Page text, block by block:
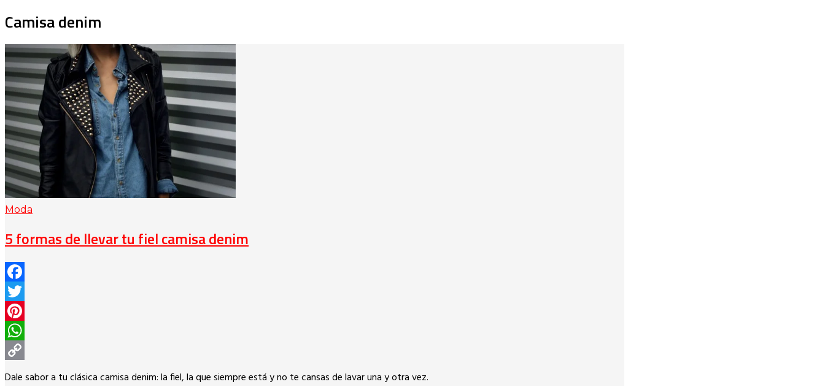
Camisa denim
Moda
5 formas de llevar tu fiel camisa denim
Facebook
Twitter
Pinterest
WhatsApp
Copy
Dale sabor a tu clásica camisa denim: la fiel, la que siempre está y no te cansas de lavar una y otra vez.